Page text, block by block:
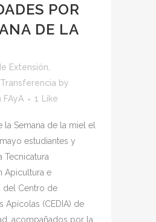
POR
DE LA
Extensión,
by
FAyA
1 Like
la Semana de la miel el
estudiantes y
Tecnicatura
Apicultura e
del Centro de
Apícolas (CEDIA) de
acompañados por la